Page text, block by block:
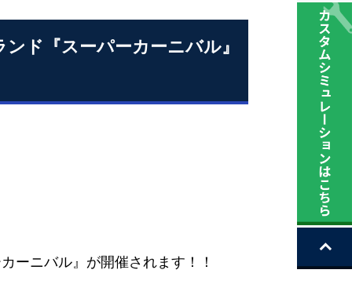
ド『スーパーカーニバル』
ーニバル』が開催されます！！